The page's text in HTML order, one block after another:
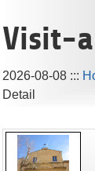
Visit-
2026-08-08 :::
Detail